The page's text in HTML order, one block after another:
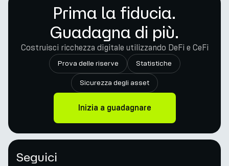
Prima la fiducia.
Guadagna di più.
Costruisci ricchezza digitale utilizzando DeFi e CeFi
Prova delle riserve Statistiche
Sicurezza degli asset
Inizia a guadagnare
Seguici